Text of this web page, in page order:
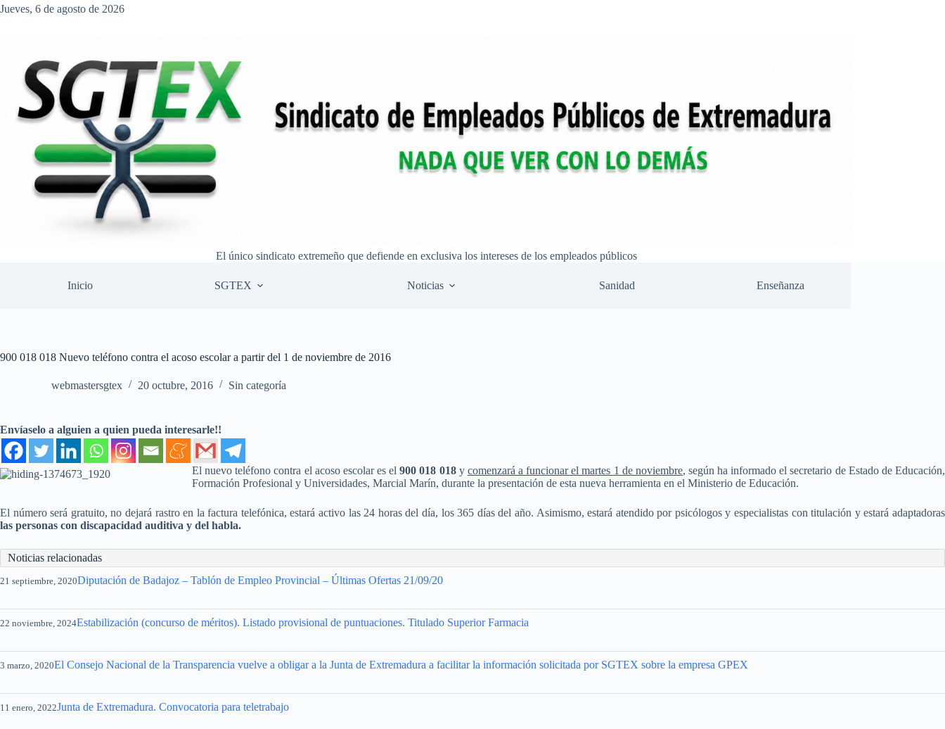
Saltar
Jueves, 6 de agosto de 2026
El único sindicato extremeño que defiende en exclusiva los intereses de los empleados públicos
Inicio SGTEX Noticias Sanidad Enseñanza
900 018 018 Nuevo teléfono contra el acoso escolar a partir del 1 de noviembre de 2016
webmastersgtex 20 octubre, 2016 Sin categoría
Envíaselo a alguien a quien pueda interesarle!!
El nuevo teléfono contra el acoso escolar es el 900 018 018y comenzará a funcionar el martes 1 de noviembre, según ha informado el secretario de Estado de Educación,
Formación Profesional y Universidades, Marcial Marín, durante la presentación de esta nueva herramienta en el Ministerio de Educación.
El número será gratuito, no dejará rastro en la factura telefónica, estará activo las 24 horas del día, los 365 días del año. Asimismo, estará atendido por psicólogos y especialistas con titulación y estará adaptadoras
las personas con discapacidad auditiva y del habla.
Noticias relacionadas
21 septiembre, 2020Diputación de Badajoz – Tablón de Empleo Provincial – Últimas Ofertas 21/09/20
22 noviembre, 2024Estabilización (concurso de méritos). Listado provisional de puntuaciones. Titulado Superior Farmacia
3 marzo, 2020El Consejo Nacional de la Transparencia vuelve a obligar a la Junta de Extremadura a facilitar la información solicitada por SGTEX sobre la empresa GPEX
11 enero, 2022Junta de Extremadura. Convocatoria para teletrabajo